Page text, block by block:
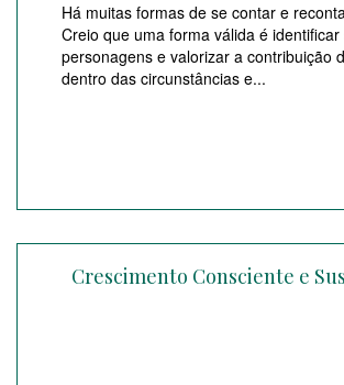
Há muitas formas de se contar e
Creio que uma forma válida é identificar
personagens e valorizar a contribuição
dentro das circunstâncias e...
Crescimento Consciente e